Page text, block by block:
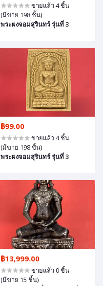
ขายแล้ว 4 ชิ้น
(มีขาย 198 ชิ้น)
พระผงจอมสุรินทร์ รุ่นที่ 3
฿99.00
ขายแล้ว 4 ชิ้น
(มีขาย 198 ชิ้น)
พระผงจอมสุรินทร์ รุ่นที่ 3
฿13,999.00
ขายแล้ว 0 ชิ้น
(มีขาย 15 ชิ้น)